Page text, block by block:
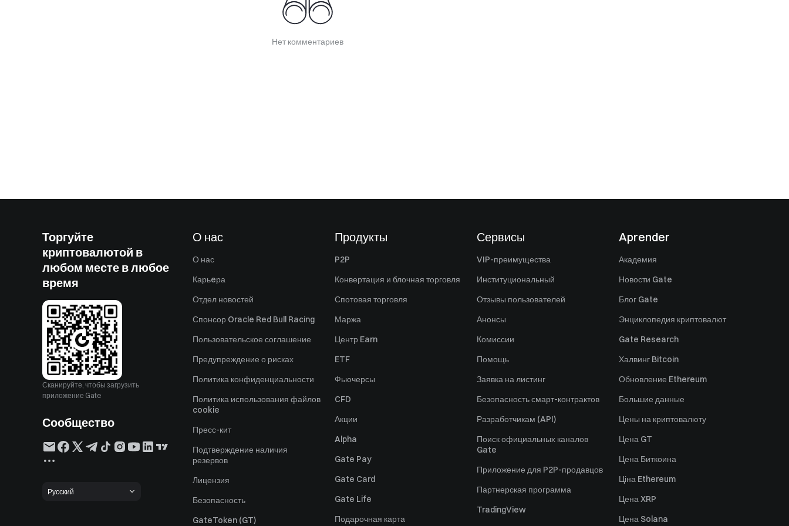
Нет комментариев
Торгуйте
криптовалютой в
любом месте в любое
время
Сканируйте, чтобы загрузить
приложение Gate
Сообщество
Русский
О нас
О нас
Карьeра
Отдел новостей
Спонсор Oracle Red Bull Racing
Пользовательское соглашение
Предупреждение о рисках
Политика конфиденциальности
Политика использования файлов
cookie
Пресс-кит
Подтверждение наличия
резервов
Лицензия
Безопасность
GateToken (GT)
Продукты
P2P
Конвертация и блочная торговля
Спотовая торговля
Маржа
Центр Earn
ETF
Фьючерсы
CFD
Акции
Alpha
Gate Pay
Gate Card
Gate Life
Подарочная карта
Сервисы
VIP-преимущества
Институциональный
Отзывы пользователей
Анонсы
Комиссии
Помощь
Заявка на листинг
Безопасность смарт-контрактов
Разработчикам (API)
Поиск официальных каналов
Gate
Приложение для P2P-продавцов
Партнерская программа
TradingView
Aprender
Академия
Новости Gate
Блог Gate
Энциклопедия криптовалют
Gate Research
Халвинг Bitcoin
Обновление Ethereum
Большие данные
Цены на криптовалюту
Цена GT
Цена Биткоина
Ціна Ethereum
Цена XRP
Цена Solana